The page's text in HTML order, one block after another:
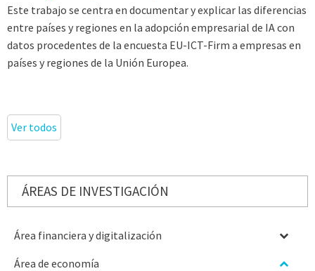
Este trabajo se centra en documentar y explicar las diferencias
entre países y regiones en la adopción empresarial de IA con
datos procedentes de la encuesta EU-ICT-Firm a empresas en
países y regiones de la Unión Europea.
Ver todos
ÁREAS DE INVESTIGACIÓN
Área financiera y digitalización
Área de economía